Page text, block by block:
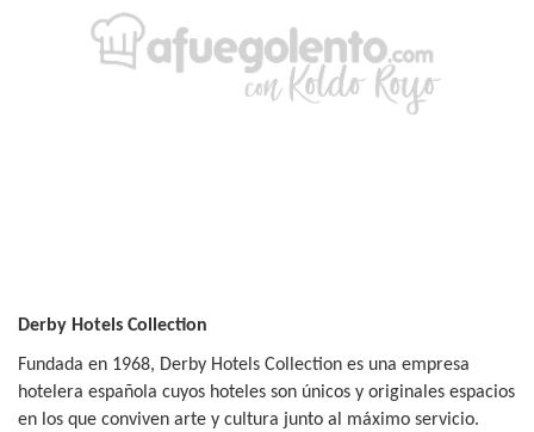
Derby Hotels Collection
Fundada en 1968, Derby Hotels Collection es una empresa
hotelera española cuyos hoteles son únicos y originales espacios
en los que conviven arte y cultura junto al máximo servicio.